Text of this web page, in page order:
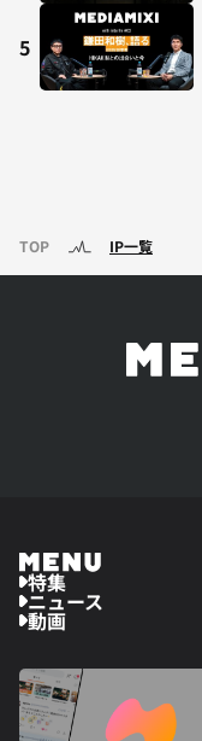
5
TOP IP一覧
特集
ニュース
動画